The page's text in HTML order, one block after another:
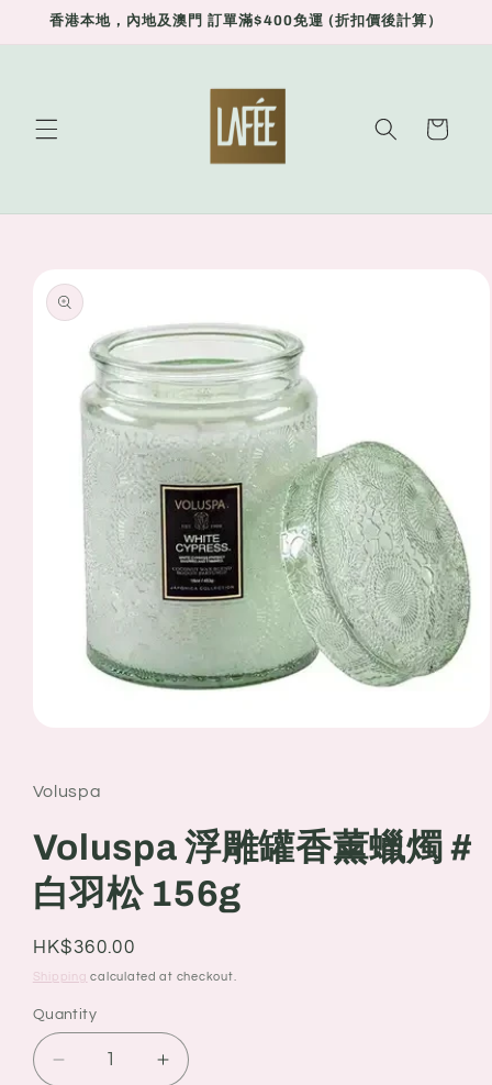
Skip to
香港本地，內地及澳門 訂單滿$400免運 (折扣價後計算）
Cart
product
information
in
modal
Voluspa
Voluspa 浮雕罐香薰蠟燭 #
白羽松 156g
Regular
price
HK$360.00
Shipping calculated at checkout.
Quantity
Quantity
Decrease
Increase